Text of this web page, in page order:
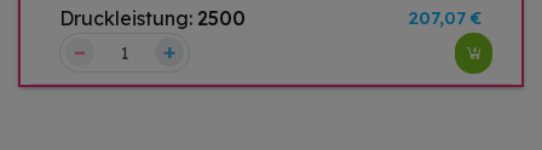
Druckleistung: 2500 207,07 €
– +